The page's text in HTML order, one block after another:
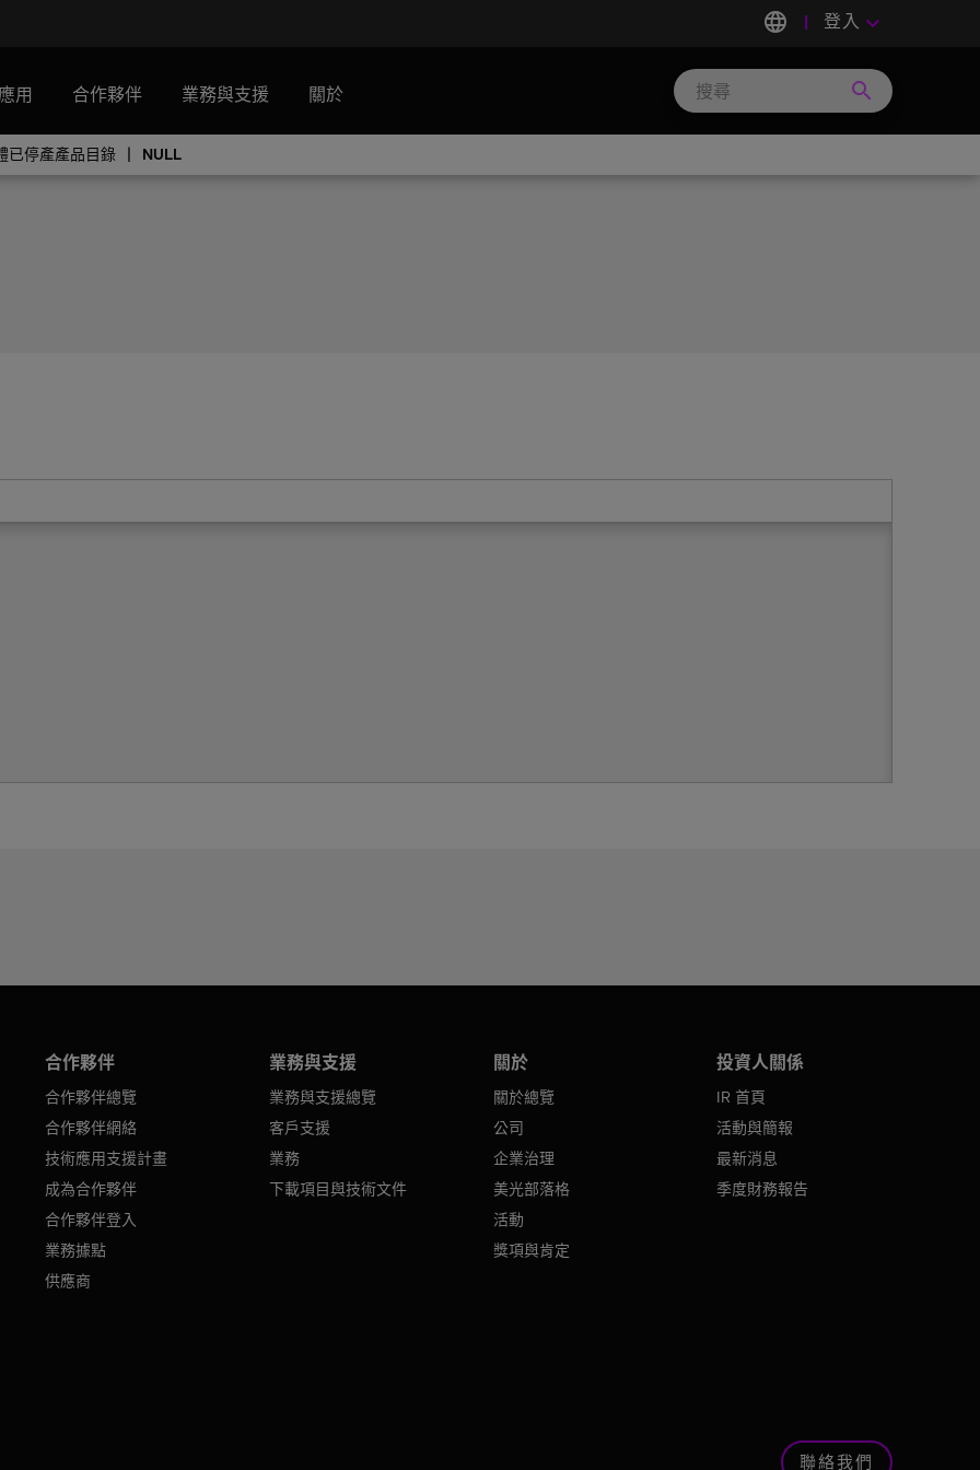
language 登入 keyboard_arrow_down
用 合作夥伴 業務與支援 關於 search
已停產產品目錄 NULL
合作夥伴
合作夥伴總覽
合作夥伴網絡
技術應用支援計畫
成為合作夥伴
合作夥伴登入
業務據點
供應商
業務與支援
業務與支援總覽
客戶支援
業務
下載項目與技術文件
關於
關於總覽
公司
企業治理
美光部落格
活動
獎項與肯定
投資人關係
IR 首頁
活動與簡報
最新消息
季度財務報告
聯絡我們